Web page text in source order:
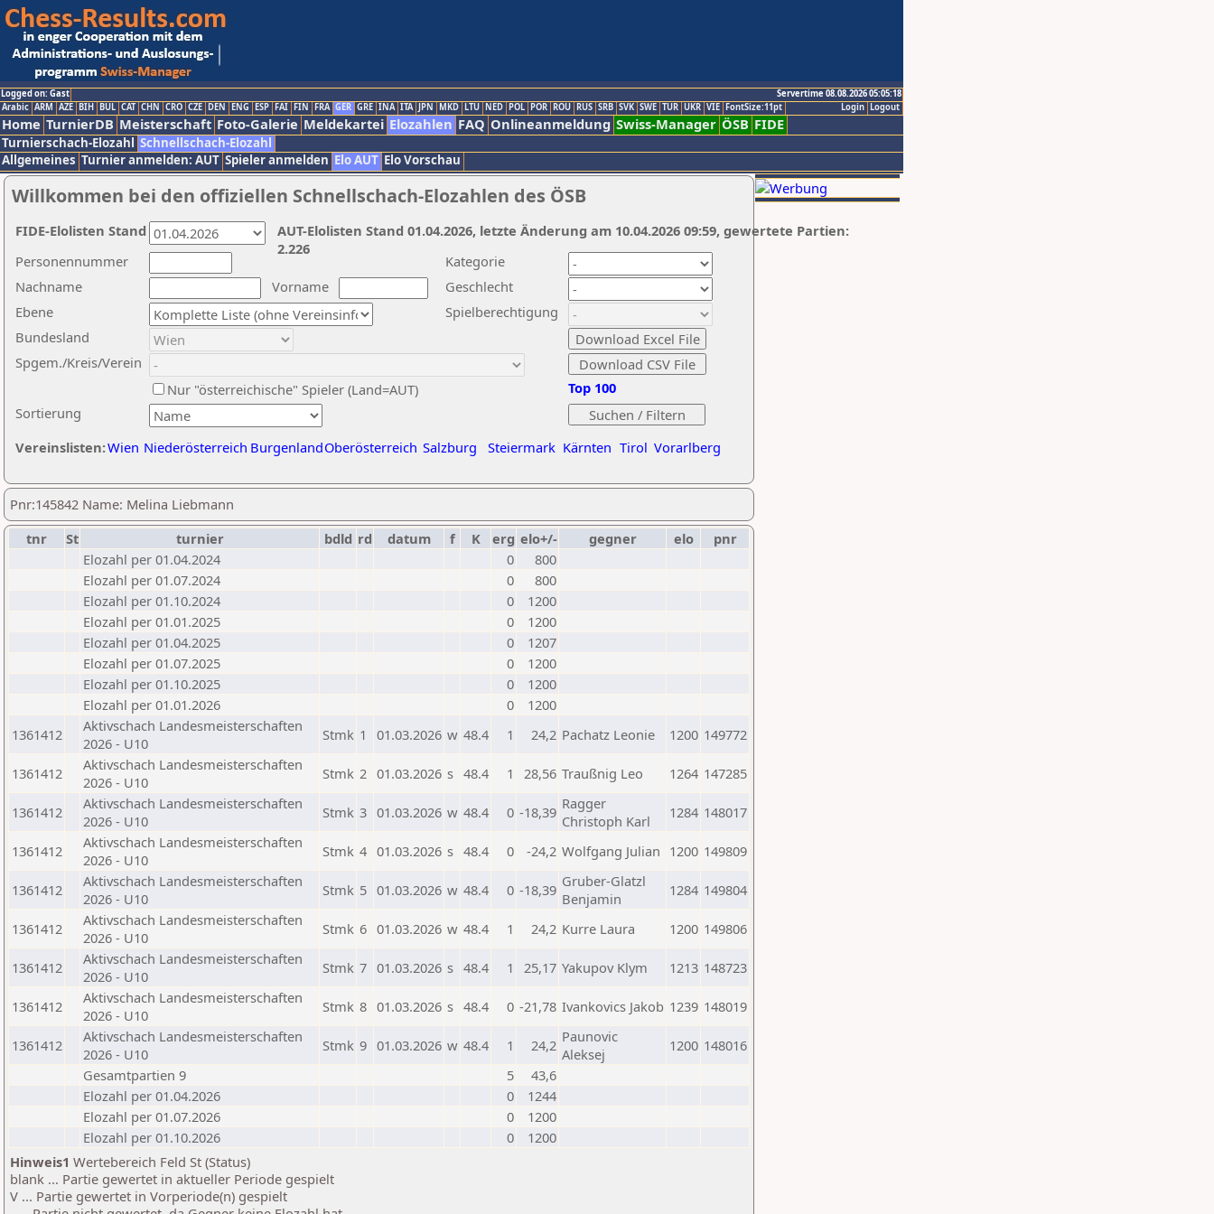
Logged on: Gast
Servertime 08.08.2026 05:05:18
Logout
Login
Arabic ARM AZE BIH BUL CAT CHN CRO CZE DEN ENG ESP FAI FIN FRA GER GRE INA ITA JPN MKD LTU NED POL POR ROU RUS SRB SVK SWE TUR UKR VIE FontSize:11pt
Home TurnierDB Meisterschaft Foto-Galerie Meldekartei Elozahlen FAQ Onlineanmeldung Swiss-Manager ÖSB FIDE
Turnierschach-Elozahl Schnellschach-Elozahl
Allgemeines Turnier anmelden: AUT Spieler anmelden Elo AUT Elo Vorschau
Willkommen bei den offiziellen Schnellschach-Elozahlen des ÖSB
Nachname
Vorname
Ebene
Kategorie
Sortierung
Personennummer
Bundesland
Spgem./Kreis/Verein
Geschlecht
Nur "österreichische" Spieler (Land=AUT)
Spielberechtigung
Vereinslisten:Wien Niederösterreich BurgenlandOberösterreich Salzburg Steiermark Kärnten Tirol Vorarlberg
Top 100
AUT-Elolisten Stand 01.04.2026, letzte Änderung am 10.04.2026 09:59, gewertete Partien:
2.226
FIDE-Elolisten Stand
Pnr:145842 Name: Melina Liebmann
tnr
St turnier bdld rd datum f K erg elo+/- gegner elo
pnr
Elozahl per 01.04.2024
0
800
Elozahl per 01.07.2024
0
800
Elozahl per 01.10.2024
0
1200
Elozahl per 01.01.2025
0
1200
Elozahl per 01.04.2025
0
1207
Elozahl per 01.07.2025
0
1200
Elozahl per 01.10.2025
0
1200
Elozahl per 01.01.2026
0
1200
1361412
Aktivschach Landesmeisterschaften
2026 - U10
Stmk 1 01.03.2026 w 48.4 1 24,2 Pachatz Leonie 1200 149772
1361412
Aktivschach Landesmeisterschaften
2026 - U10
Stmk 2 01.03.2026 s 48.4 1 28,56 Traußnig Leo 1264 147285
1361412
Aktivschach Landesmeisterschaften
2026 - U10
Stmk 3 01.03.2026 w 48.4 0 -18,39 Ragger
Christoph Karl
1284 148017
1361412
Aktivschach Landesmeisterschaften
2026 - U10
Stmk 4 01.03.2026 s 48.4 0 -24,2 Wolfgang Julian 1200 149809
1361412
Aktivschach Landesmeisterschaften
2026 - U10
Stmk 5 01.03.2026 w 48.4 0 -18,39 Gruber-Glatzl
Benjamin
1284 149804
1361412
Aktivschach Landesmeisterschaften
2026 - U10
Stmk 6 01.03.2026 w 48.4 1 24,2 Kurre Laura 1200 149806
1361412
Aktivschach Landesmeisterschaften
2026 - U10
Stmk 7 01.03.2026 s 48.4 1 25,17 Yakupov Klym 1213 148723
1361412
Aktivschach Landesmeisterschaften
2026 - U10
Stmk 8 01.03.2026 s 48.4 0 -21,78 Ivankovics Jakob 1239 148019
1361412
Aktivschach Landesmeisterschaften
2026 - U10
Stmk 9 01.03.2026 w 48.4 1 24,2 Paunovic
Aleksej
1200 148016
Gesamtpartien 9
5
43,6
Elozahl per 01.04.2026
0
1244
Elozahl per 01.07.2026
0
1200
Elozahl per 01.10.2026
0
1200
Hinweis1 Wertebereich Feld St (Status)
blank ... Partie gewertet in aktueller Periode gespielt
V ... Partie gewertet in Vorperiode(n) gespielt